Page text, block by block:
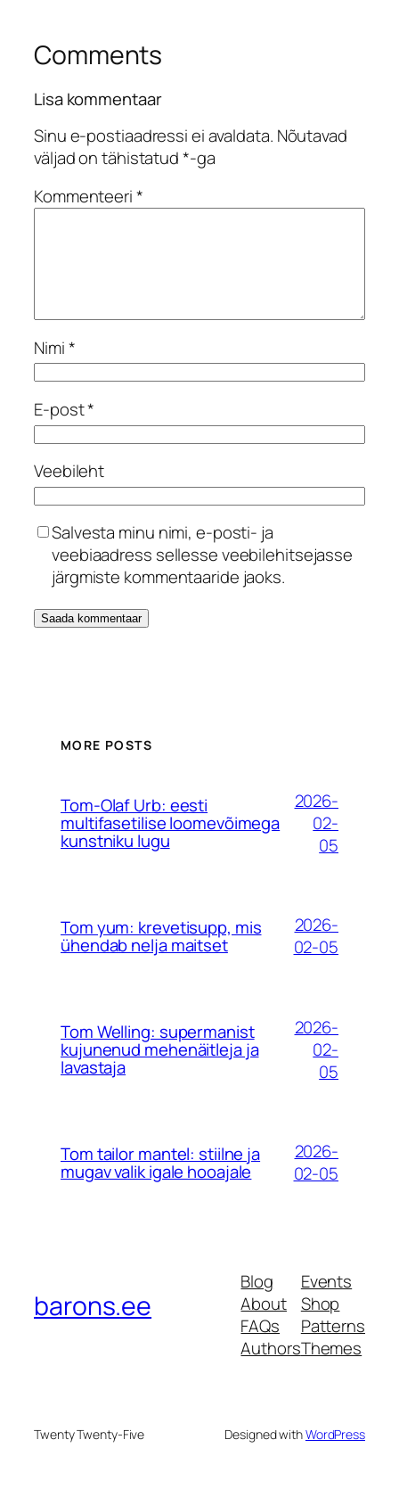
Comments
Lisa kommentaar
Sinu e-postiaadressi ei avaldata. Nõutavad
väljad on tähistatud*-ga
Kommenteeri*
Nimi*
E-post*
Veebileht
Salvesta minu nimi, e-posti- ja
veebiaadress sellesse veebilehitsejasse
järgmiste kommentaaride jaoks.
MORE POSTS
Tom-Olaf Urb: eesti
multifasetilise loomevõimega
kunstniku lugu
2026-
02-
05
Tom yum: krevetisupp, mis
ühendab nelja maitset
2026-
02-05
Tom Welling: supermanist
kujunenud mehenäitleja ja
lavastaja
2026-
02-
05
Tom tailor mantel: stiilne ja
mugav valik igale hooajale
2026-
02-05
barons.ee
Blog
About
FAQs
Authors
Events
Shop
Patterns
Themes
Twenty Twenty-Five Designed withWordPress